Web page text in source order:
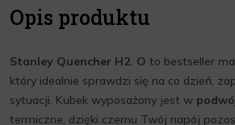
Opis produktu
Stanley Quencher H2. O to bestseller
który idealnie sprawdzi się na co dzień,
sytuacji. Kubek wyposażony jest w
termiczne, dzięki czemu Twój napój